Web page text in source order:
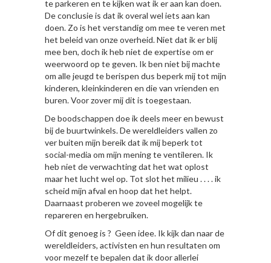
te parkeren en te kijken wat ik er aan kan doen.
De conclusie is dat ik overal wel iets aan kan
doen. Zo is het verstandig om mee te veren met
het beleid van onze overheid. Niet dat ik er blij
mee ben, doch ik heb niet de expertise om er
weerwoord op te geven. Ik ben niet bij machte
om alle jeugd te berispen dus beperk mij tot mijn
kinderen, kleinkinderen en die van vrienden en
buren. Voor zover mij dit is toegestaan.
De boodschappen doe ik deels meer en bewust
bij de buurtwinkels. De wereldleiders vallen zo
ver buiten mijn bereik dat ik mij beperk tot
social-media om mijn mening te ventileren. Ik
heb niet de verwachting dat het wat oplost
maar het lucht wel op. Tot slot het milieu . . . . ik
scheid mijn afval en hoop dat het helpt.
Daarnaast proberen we zoveel mogelijk te
repareren en hergebruiken.
Of dit genoeg is ? Geen idee. Ik kijk dan naar de
wereldleiders, activisten en hun resultaten om
voor mezelf te bepalen dat ik door allerlei